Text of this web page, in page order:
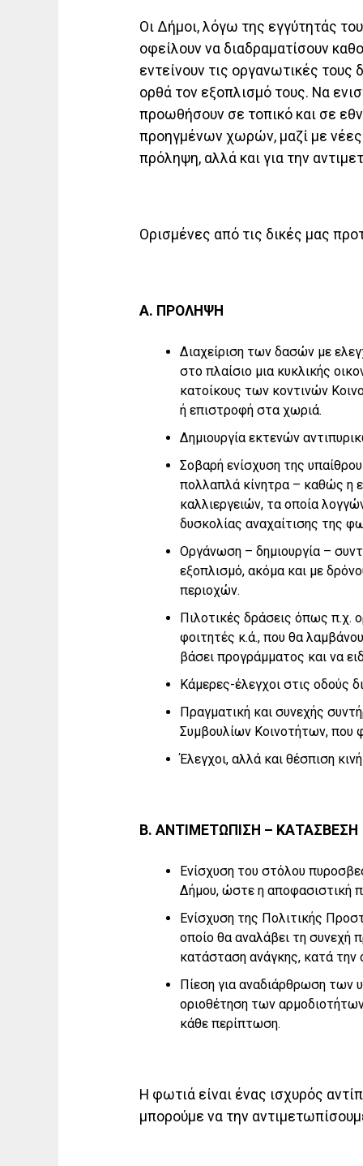
Οι Δήμοι, λόγω της εγγύτητάς
οφείλουν να διαδραματίσουν
εντείνουν τις οργανωτικές τους
ορθά τον εξοπλισμό τους. Να
προωθήσουν σε τοπικό και σε
προηγμένων χωρών, μαζί με νέες
πρόληψη, αλλά και για την
Ορισμένες από τις δικές μας
Α. ΠΡΟΛΗΨΗ
Διαχείριση των δασών με
στο πλαίσιο μια κυκλικής
κατοίκους των κοντινών
ή επιστροφή στα χωριά.
Δημιουργία εκτενών
Σοβαρή ενίσχυση της
πολλαπλά κίνητρα – καθώς η
καλλιεργειών, τα οποία
δυσκολίας αναχαίτισης της
Οργάνωση – δημιουργία –
εξοπλισμό, ακόμα και με
περιοχών.
Πιλοτικές δράσεις όπως π.χ.
φοιτητές κ.ά., που θα
βάσει προγράμματος και να
Κάμερες-έλεγχοι στις οδούς
Πραγματική και συνεχής
Συμβουλίων Κοινοτήτων, που
Έλεγχοι, αλλά και θέσπιση
Β. ΑΝΤΙΜΕΤΩΠΙΣΗ – ΚΑΤΑΣΒΕΣΗ
Ενίσχυση του στόλου
Δήμου, ώστε η αποφασιστική
Ενίσχυση της Πολιτικής
οποίο θα αναλάβει τη συνεχή
κατάσταση ανάγκης, κατά την
Πίεση για αναδιάρθρωση των
οριοθέτηση των
κάθε περίπτωση.
Η φωτιά είναι ένας ισχυρός
μπορούμε να την